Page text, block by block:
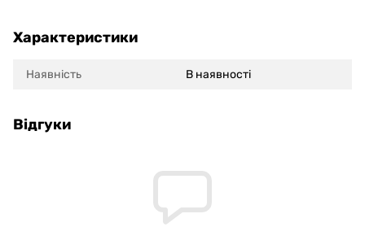
Характеристики
Наявність В наявності
Відгуки